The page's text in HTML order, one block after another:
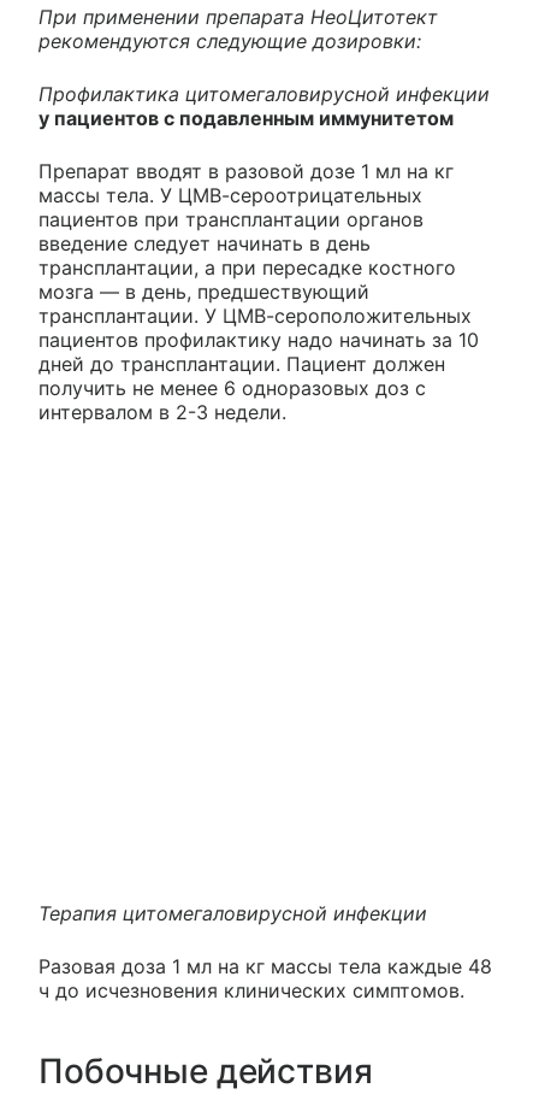
При применении препарата НеоЦитотект
рекомендуются следующие дозировки:
Профилактика цитомегаловирусной инфекции
у пациентов с подавленным иммунитетом
Препарат вводят в разовой дозе 1 мл на кг
массы тела. У ЦМВ-сероотрицательных
пациентов при трансплантации органов
введение следует начинать в день
трансплантации, а при пересадке костного
мозга — в день, предшествующий
трансплантации. У ЦМВ-сероположительных
пациентов профилактику надо начинать за 10
дней до трансплантации. Пациент должен
получить не менее 6 одноразовых доз с
интервалом в 2-3 недели.
Терапия цитомегаловирусной инфекции
Разовая доза 1 мл на кг массы тела каждые 48
ч до исчезновения клинических симптомов.
Побочные действия